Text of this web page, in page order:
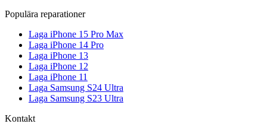
Populära reparationer
Laga iPhone 15 Pro Max
Laga iPhone 14 Pro
Laga iPhone 13
Laga iPhone 12
Laga iPhone 11
Laga Samsung S24 Ultra
Laga Samsung S23 Ultra
Kontakt